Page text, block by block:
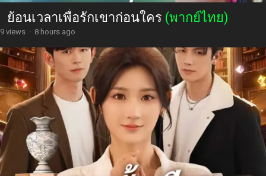
ย้อนเวลาเพื่อรักเขาก่อนใคร (พากย์ไทย)
9 views · 8 hours ago